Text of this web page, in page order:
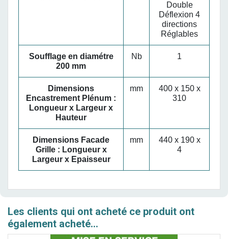
Double
Déflexion 4
directions
Réglables
Soufflage en diamétre
200 mm
Nb 1
Dimensions
Encastrement Plénum :
Longueur x Largeur x
Hauteur
mm
400 x 150 x
310
Dimensions Facade
Grille : Longueur x
Largeur x Epaisseur
mm
440 x 190 x
4
Les clients qui ont acheté ce produit ont
également acheté...